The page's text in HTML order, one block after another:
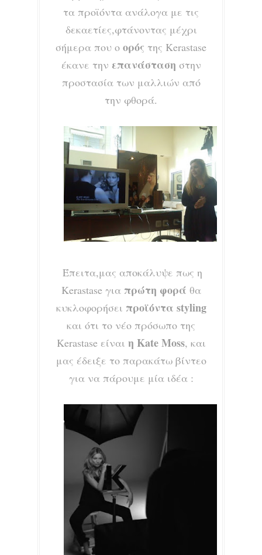
τα προϊόντα ανάλογα με τις
δεκαετίες,φτάνοντας μέχρι
σήμερα που ο ορός της Kerastase
έκανε την επανάσταση στην
προστασία των μαλλιών από
την φθορά.
Έπειτα,μας αποκάλυψε πως η
Kerastase για πρώτη φορά θα
κυκλοφορήσει προϊόντα styling
και ότι το νέο πρόσωπο της
Kerastase είναι η Kate Moss, και
μας έδειξε το παρακάτω βίντεο
για να πάρουμε μία ιδέα :